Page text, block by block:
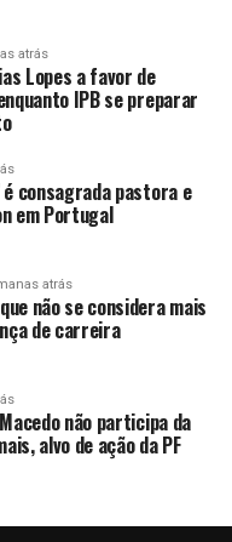
atrás
Lopes a favor de
IPB se preparar
é consagrada pastora e
em Portugal
atrás
não se considera mais
de carreira
não participa da
alvo de ação da PF